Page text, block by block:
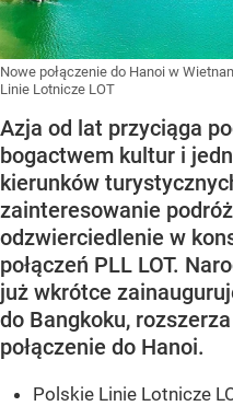
Nowe połączenie do Hanoi w
Linie Lotnicze LOT
Azja od lat przyciąga
bogactwem kultur i
kierunków
zainteresowanie
odzwierciedlenie w
połączeń PLL LOT.
już wkrótce
do Bangkoku,
połączenie do Hanoi.
Polskie Linie Lotnicze